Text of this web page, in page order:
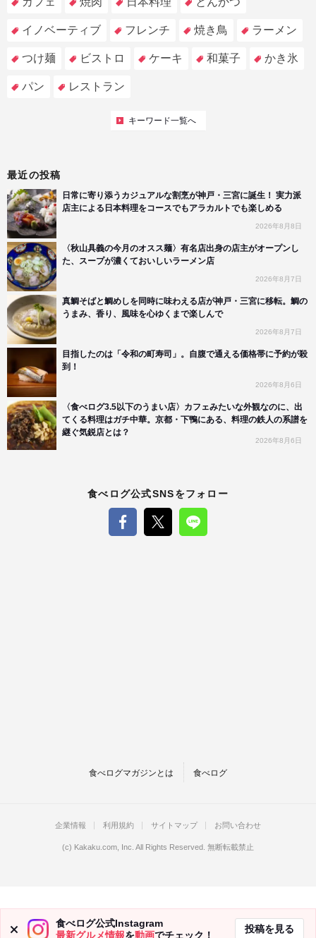
イノベーティブ フレンチ 焼き鳥 ラーメン
つけ麺 ビストロ ケーキ 和菓子 かき氷
パン レストラン
キーワード一覧へ
最近の投稿
日常に寄り添うカジュアルな割烹が神戸・三宮に誕生！ 実力派
店主による日本料理をコースでもアラカルトでも楽しめる
2026年8月8日
〈秋山具義の今月のオスス麺〉有名店出身の店主がオープンし
た、スープが濃くておいしいラーメン店
2026年8月7日
真鯛そばと鯛めしを同時に味わえる店が神戸・三宮に移転。鯛の
うまみ、香り、風味を心ゆくまで楽しんで
2026年8月7日
目指したのは「令和の町寿司」。自腹で通える価格帯に予約が殺
到！
2026年8月6日
〈食べログ3.5以下のうまい店〉カフェみたいな外観なのに、出
てくる料理はガチ中華。京都・下鴨にある、料理の鉄人の系譜を
継ぐ気鋭店とは？
2026年8月6日
食べログ公式SNSをフォロー
食べログマガジンとは 食べログ
食べログ公式Instagram
最新グルメ情報を動画でチェック！
投稿を見る
企業情報 利用規約 サイトマップ お問い合わせ
(c) Kakaku.com, Inc. All Rights Reserved. 無断転載禁止